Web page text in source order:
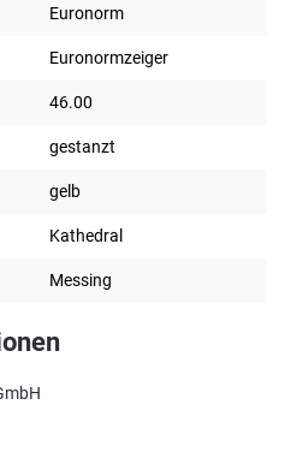
Euronorm
Euronormzeiger
46.00
gestanzt
gelb
Kathedral
Messing